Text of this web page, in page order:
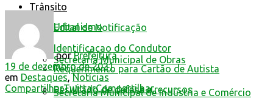
Trânsito
Edital de Notificação
Identificacao do Condutor
Requerimento para Cartão de Autista
Resultado de defesa e recursos
Urbanismo
Secretaria Municipal de Obras
Secretaria Municipal de Indústria e Comércio
por Prefeitura
19 de dezembro de 2021
em Destaques,Notícias
CompartilharTwittarCompartilhar